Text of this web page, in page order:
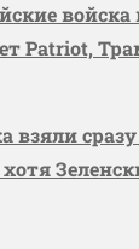
Patriot,
взяли